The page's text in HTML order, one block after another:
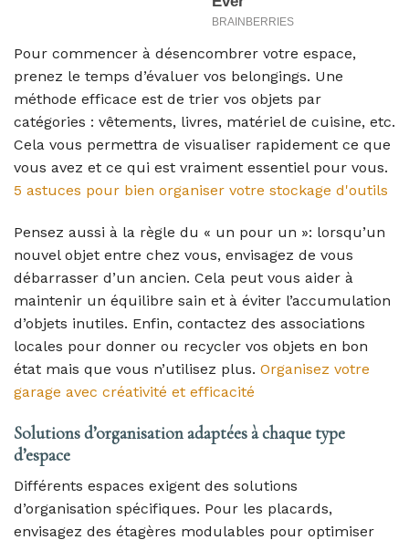
Pour commencer à désencombrer votre espace,
prenez le temps d’évaluer vos belongings. Une
méthode efficace est de trier vos objets par
catégories : vêtements, livres, matériel de cuisine, etc.
Cela vous permettra de visualiser rapidement ce que
vous avez et ce qui est vraiment essentiel pour vous.
5 astuces pour bien organiser votre stockage d'outils
Pensez aussi à la règle du « un pour un »: lorsqu’un
nouvel objet entre chez vous, envisagez de vous
débarrasser d’un ancien. Cela peut vous aider à
maintenir un équilibre sain et à éviter l’accumulation
d’objets inutiles. Enfin, contactez des associations
locales pour donner ou recycler vos objets en bon
état mais que vous n’utilisez plus. Organisez votre
garage avec créativité et efficacité
Solutions d’organisation adaptées à chaque type
d’espace
Différents espaces exigent des solutions
d’organisation spécifiques. Pour les placards,
envisagez des étagères modulables pour optimiser